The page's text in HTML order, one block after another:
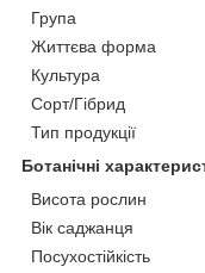
Група
Життєва форма
Культура
Сорт/Гібрид
Тип продукції
Ботанічні
Висота рослин
Вік саджанця
Посухостійкість